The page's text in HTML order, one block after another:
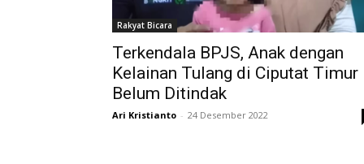
Rakyat Bicara
Terkendala BPJS, Anak dengan
Kelainan Tulang di Ciputat Timur
Belum Ditindak
Ari Kristianto - 24 Desember 2022